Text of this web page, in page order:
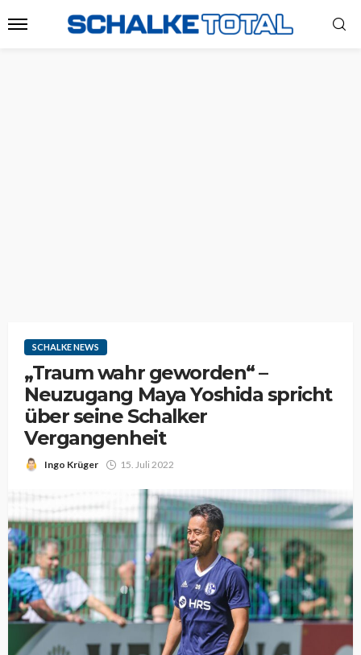
SCHALKE NEWS
„Traum wahr geworden“ –
Neuzugang Maya Yoshida spricht
über seine Schalker
Vergangenheit
Ingo Krüger 15. Juli 2022